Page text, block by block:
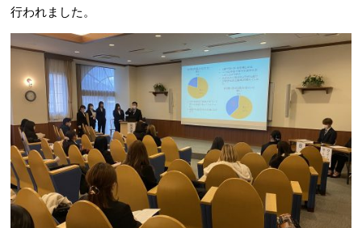
行われました。